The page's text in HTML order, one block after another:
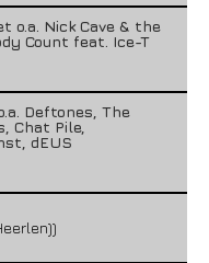
o.a. Nick Cave & the
Count feat. Ice-T
Deftones, The
Chat Pile,
dEUS